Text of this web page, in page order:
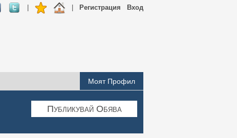
Вход
Регистрация
Моят Профил
Публикувай Обява